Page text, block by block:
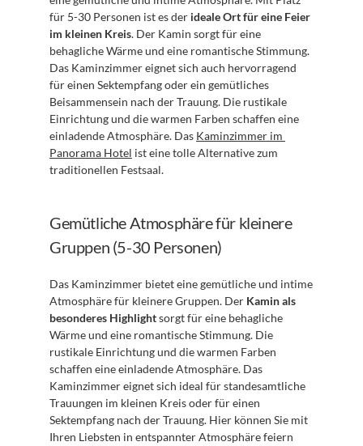
für 5-30 Personen ist es der ideale Ort für eine Feier
im kleinen Kreis. Der Kamin sorgt für eine
behagliche Wärme und eine romantische Stimmung.
Das Kaminzimmer eignet sich auch hervorragend
für einen Sektempfang oder ein gemütliches
Beisammensein nach der Trauung. Die rustikale
Einrichtung und die warmen Farben schaffen eine
einladende Atmosphäre. Das Kaminzimmer im
Panorama Hotel ist eine tolle Alternative zum
traditionellen Festsaal.
Gemütliche Atmosphäre für kleinere
Gruppen (5-30 Personen)
Das Kaminzimmer bietet eine gemütliche und intime
Atmosphäre für kleinere Gruppen. Der Kamin als
besonderes Highlight sorgt für eine behagliche
Wärme und eine romantische Stimmung. Die
rustikale Einrichtung und die warmen Farben
schaffen eine einladende Atmosphäre. Das
Kaminzimmer eignet sich ideal für standesamtliche
Trauungen im kleinen Kreis oder für einen
Sektempfang nach der Trauung. Hier können Sie mit
Ihren Liebsten in entspannter Atmosphäre feiern